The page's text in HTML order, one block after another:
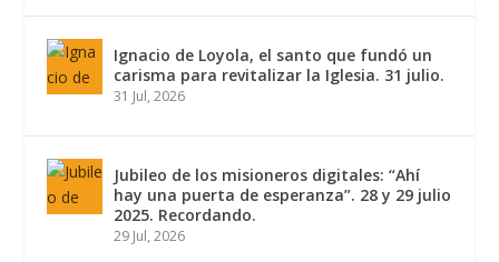
Ignacio de Loyola, el santo que fundó un
carisma para revitalizar la Iglesia. 31 julio.
31 Jul, 2026
Jubileo de los misioneros digitales: “Ahí
hay una puerta de esperanza”. 28 y 29 julio
2025. Recordando.
29 Jul, 2026